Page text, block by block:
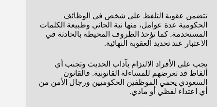
تتضمن عقوبة التلفظ على شخص في الوظائف
الحكومية عدة عوامل، منها نية الجاني وطبيعة الكلمات
المستخدمة. كما تؤخذ الظروف المحيطة بالحادثة في
الاعتبار عند تحديد العقوبة النهائية.
يجب على الأفراد الالتزام بآداب الحديث وتجنب أي
ألفاظ قد تعرضهم للمساءلة القانونية. فالقانون
السعودي يحمي الموظفين الحكوميين ورجال الأمن من
أي اعتداء لفظي أو مادي.